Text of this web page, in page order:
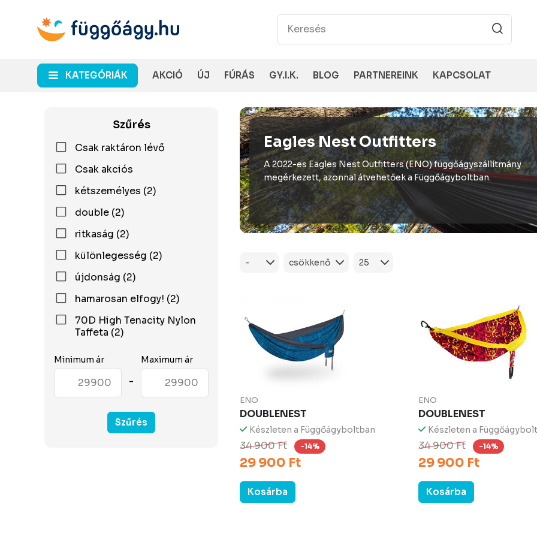
KATEGÓRIÁK AKCIÓ ÚJ FÚRÁS GY.I.K. BLOG PARTNEREINK KAPCSOLAT
Szűrés
Csak raktáron lévő
Csak akciós
kétszemélyes (2)
double (2)
ritkaság (2)
különlegesség (2)
újdonság (2)
hamarosan elfogy! (2)
70D High Tenacity Nylon
Taffeta (2)
Minimum ár
-
Maximum ár
Szűrés
Eagles Nest Outfitters
A 2022-es Eagles Nest Outfitters (ENO) függőágyszállítmány
megérkezett, azonnal átvehetőek a Függőágyboltban.
ENO
DOUBLENEST
Készleten a Függőágyboltban
34 900 Ft -14%
29 900 Ft
Kosárba
ENO
DOUBLENEST
Készleten a
34 900 Ft -14%
29 900 Ft
Kosárba